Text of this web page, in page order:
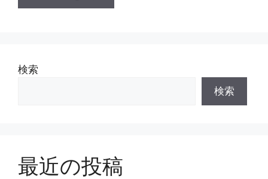
検索
検索
最近の投稿